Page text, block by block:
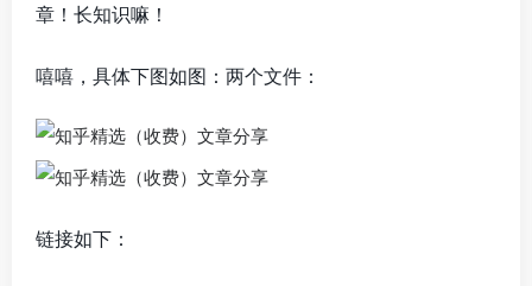
章！长知识嘛！
嘻嘻，具体下图如图：两个文件：
链接如下：